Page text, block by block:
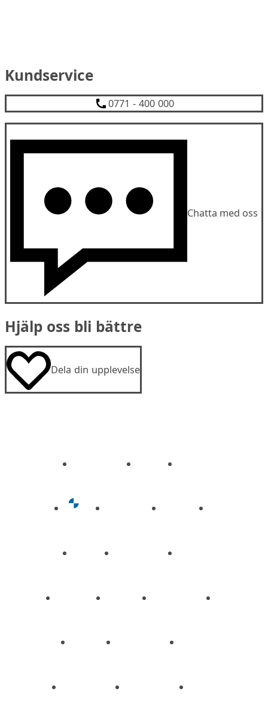
Kundservice
0771 - 400 000
Chatta med oss
Hjälp oss bli bättre
Dela din upplevelse